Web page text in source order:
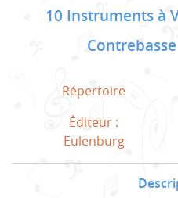
10 Instruments à
Contrebasse
Répertoire
Éditeur :
Eulenburg